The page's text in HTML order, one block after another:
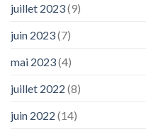
juillet 2023(9)
juin 2023(7)
mai 2023(4)
juillet 2022 (8)
juin 2022 (14)